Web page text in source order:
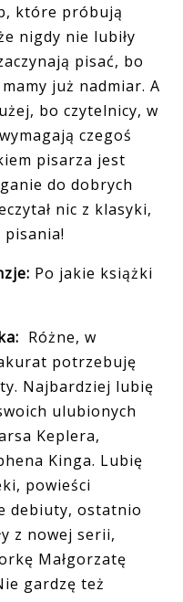
które próbują
nigdy nie lubiły
pisać, bo
już nadmiar. A
bo czytelnicy, w
czegoś
pisarza jest
do dobrych
nic z klasyki,
pisania!
Po jakie książki
Różne, w
potrzebuję
Najbardziej lubię
ulubionych
Keplera,
Kinga. Lubię
powieści
debiuty, ostatnio
z nowej serii,
Małgorzatę
gardzę też